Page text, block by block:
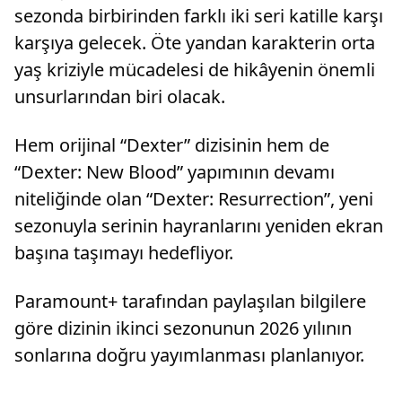
sezonda birbirinden farklı iki seri katille karşı
karşıya gelecek. Öte yandan karakterin orta
yaş kriziyle mücadelesi de hikâyenin önemli
unsurlarından biri olacak.
Hem orijinal “Dexter” dizisinin hem de
“Dexter: New Blood” yapımının devamı
niteliğinde olan “Dexter: Resurrection”, yeni
sezonuyla serinin hayranlarını yeniden ekran
başına taşımayı hedefliyor.
Paramount+ tarafından paylaşılan bilgilere
göre dizinin ikinci sezonunun 2026 yılının
sonlarına doğru yayımlanması planlanıyor.